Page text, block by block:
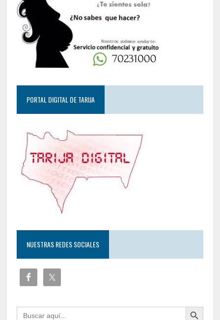
PORTAL DIGITAL DE TARIJA
NUESTRAS REDES SOCIALES
Buscar: Botón de búsqueda